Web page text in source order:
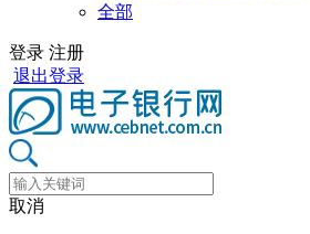
全部
登录 注册
退出登录
取消